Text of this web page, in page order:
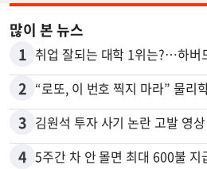
많이 본 뉴스
1 취업 잘되는 대학 1위는?…하버
2 “로또, 이 번호 찍지 마라” 물리
3 김원석 투자 사기 논란 고발 영
4 5주간 차 안 몰면 최대 600불 지